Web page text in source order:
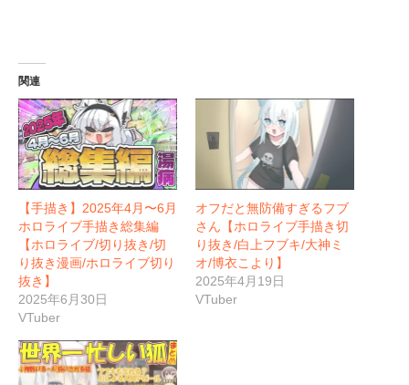
関連
【手描き】2025年4月〜6月
ホロライブ手描き総集編
【ホロライブ/切り抜き/切
り抜き漫画/ホロライブ切り
抜き】
2025年6月30日
VTuber
オフだと無防備すぎるフブ
さん【ホロライブ手描き切
り抜き/白上フブキ/大神ミ
オ/博衣こより】
2025年4月19日
VTuber